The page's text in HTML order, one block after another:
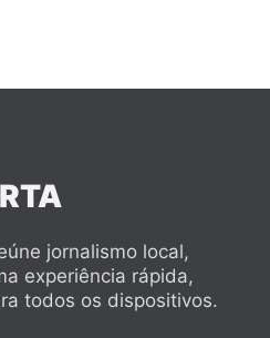
jornalismo local,
experiência rápida,
todos os dispositivos.